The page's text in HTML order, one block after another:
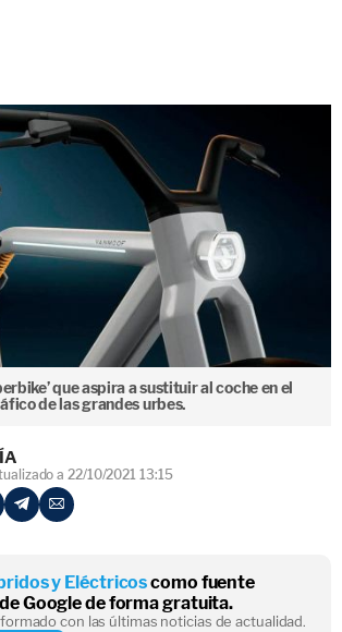
que aspira a sustituir al coche en el
de las grandes urbes.
a 22/10/2021 13:15
y Eléctricoscomo fuente
Google de forma gratuita.
con las últimas noticias de actualidad.